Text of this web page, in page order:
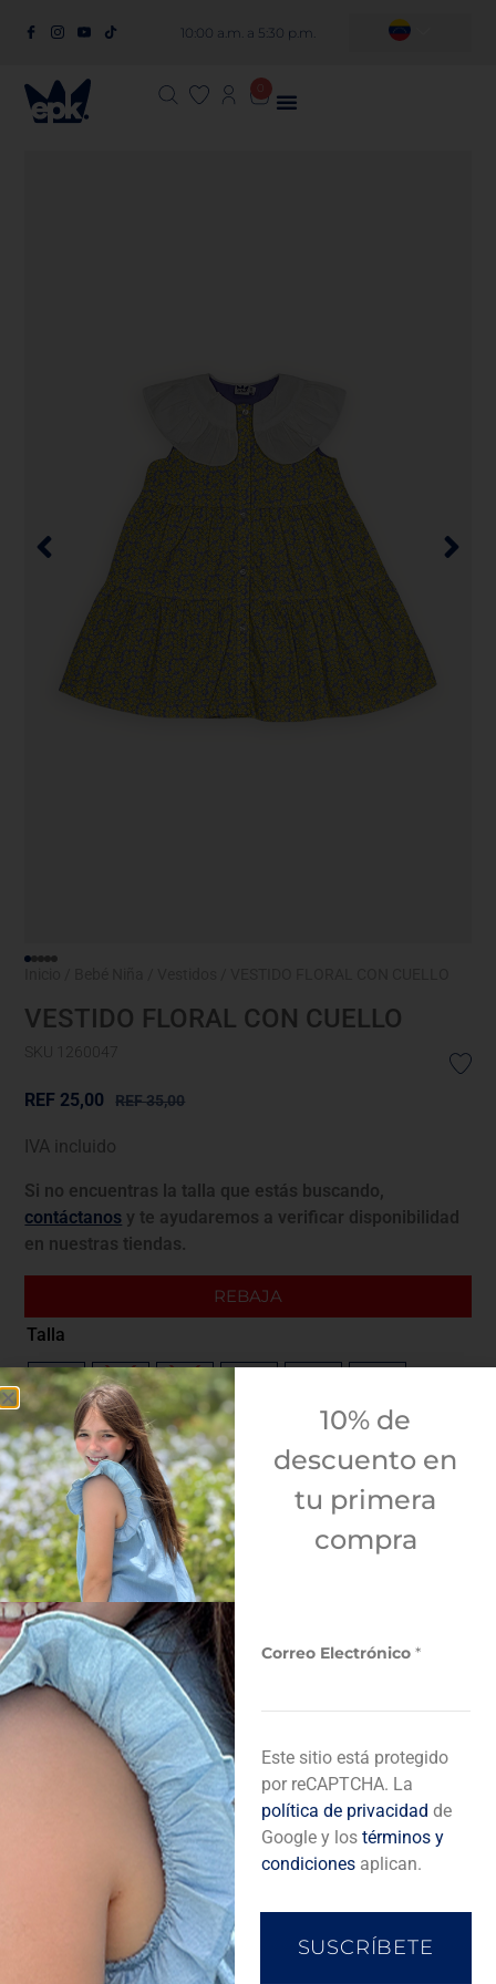
10:00 a.m. a 5:30 p.m.
VESTIDO FLORAL CON CUELLO
SKU 1260047
REF35,00
REF 25,00
IVA incluido
Si no encuentras la talla que estás buscando,
contáctanos y te ayudaremos a verificar disponibilidad
en nuestras tiendas.
REBAJA
Talla
3M 6M
Guía de tallas
¿Envolver para regalo?
Sí
Añadir a bolsa de compra
Descripción del producto
Completa tu look
10% de
descuento en
tu primera
compra
Correo Electrónico *
l
e
t
r
ó
Este sitio está protegido
por reCAPTCHA. La
política de privacidad de
Google y los términos y
condicionesaplican.
SUSCRÍBETE